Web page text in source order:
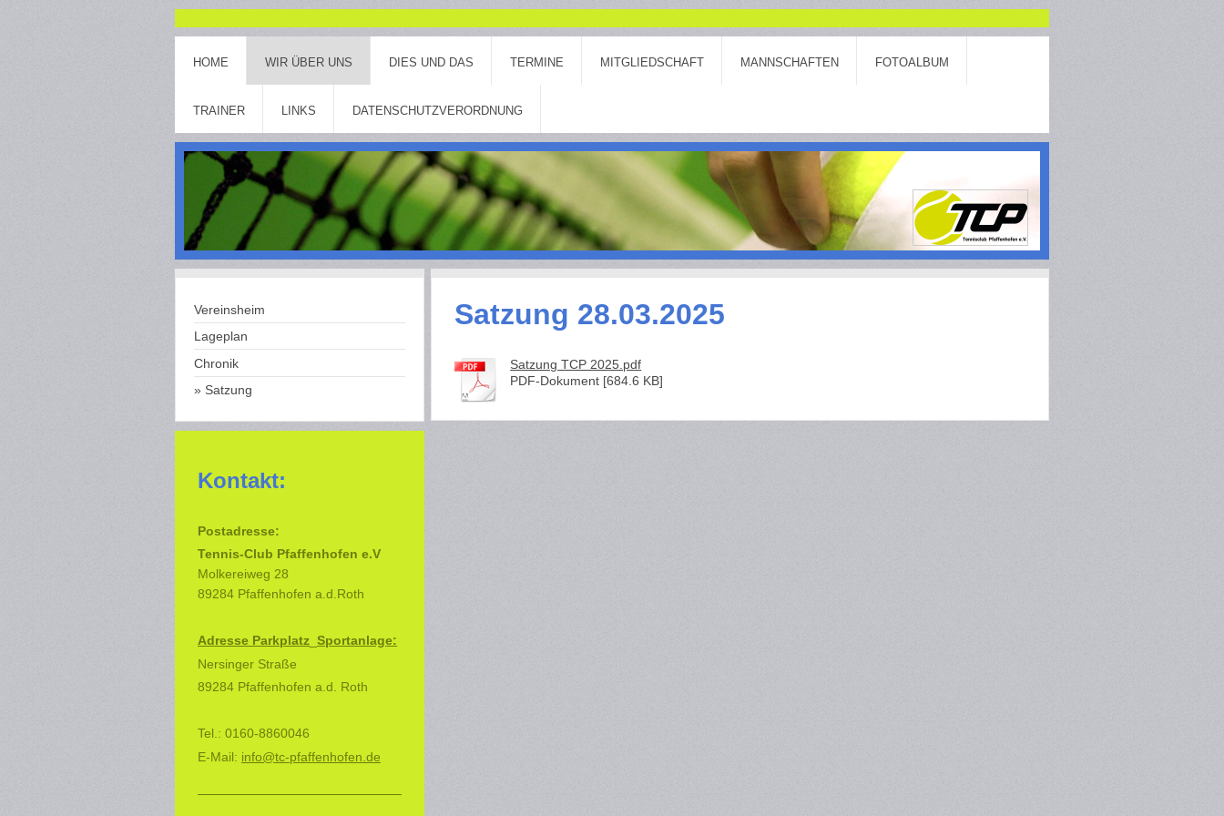
HOME WIR ÜBER UNS DIES UND DAS TERMINE MITGLIEDSCHAFT MANNSCHAFTEN FOTOALBUM
TRAINER LINKS DATENSCHUTZVERORDNUNG
Satzung 28.03.2025
Satzung TCP 2025.pdf
PDF-Dokument [684.6 KB]
Vereinsheim
Lageplan
Chronik
Satzung
Kontakt:
Postadresse:
Tennis-Club Pfaffenhofen e.V
Molkereiweg 28
89284 Pfaffenhofen a.d.Roth
Adresse Parkplatz Sportanlage:
Nersinger Straße
89284 Pfaffenhofen a.d. Roth
Tel.: 0160-8860046
E-Mail: info@tc-pfaffenhofen.de